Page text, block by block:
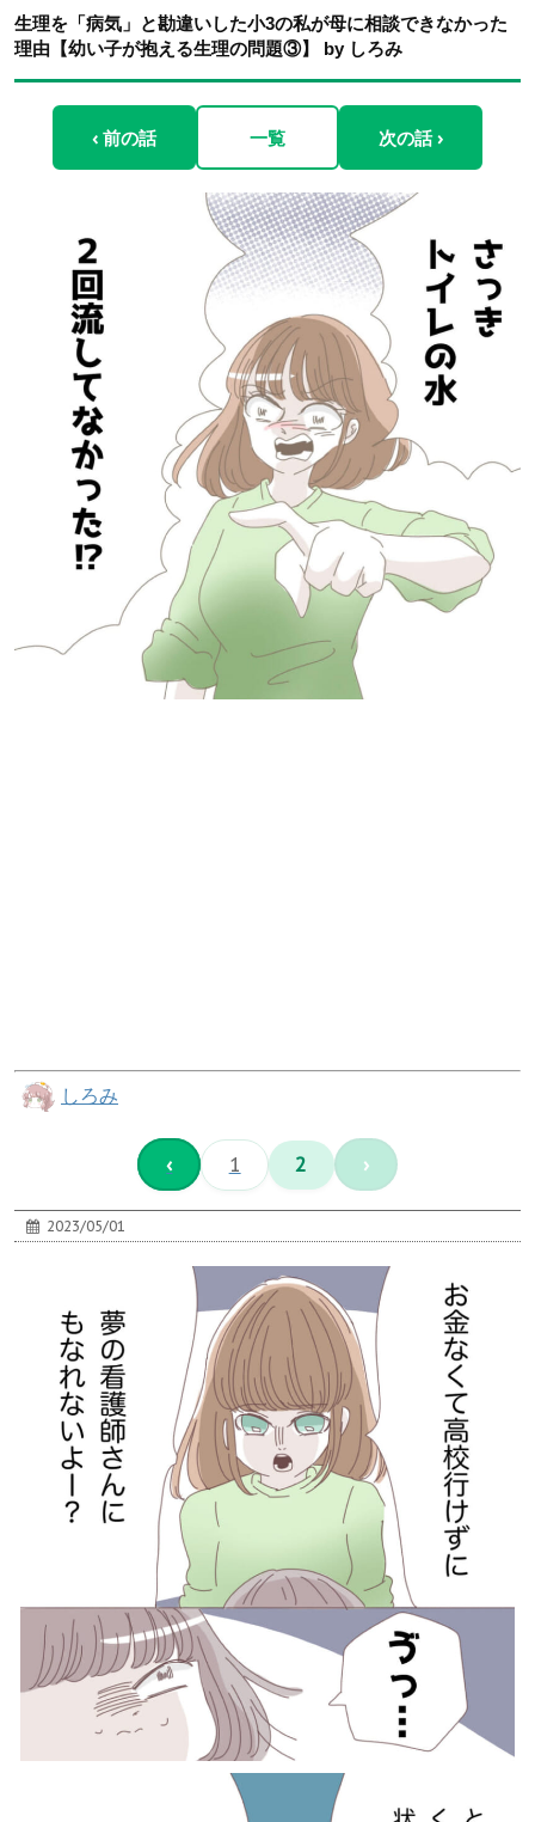
生理を「病気」と勘違いした小3の私が母に相談できなかった
理由【幼い子が抱える生理の問題③】 by しろみ
‹ 前の話 一覧 次の話 ›
しろみ
‹ 1 2 ›
2023/05/01